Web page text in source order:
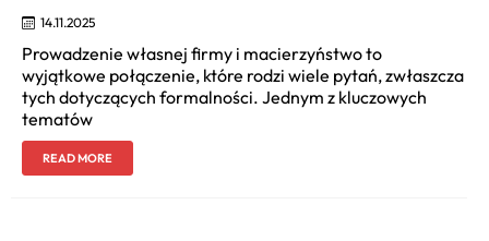
14.11.2025
Prowadzenie własnej firmy i macierzyństwo to
wyjątkowe połączenie, które rodzi wiele pytań, zwłaszcza
tych dotyczących formalności. Jednym z kluczowych
tematów
READ MORE